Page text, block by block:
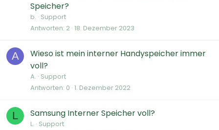
Speicher?
b. Support
Antworten 2 18. Dezember 2023
A
Wieso ist mein interner Handyspeicher immer
voll?
A. Support
Antworten 0 1. Dezember 2022
L Samsung Interner Speicher voll?
L. Support